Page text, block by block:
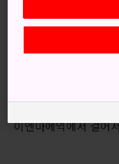
경기장은 도에이-오
다가야역에서 도보
이엔마에역에서 걸어